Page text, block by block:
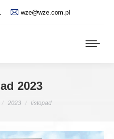
wze@wze.com.pl
2023
2023 listopad